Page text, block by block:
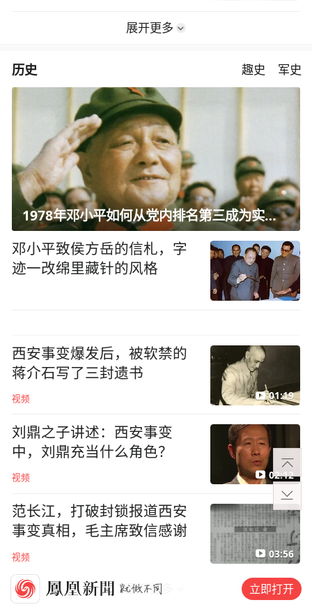
展开更多
历史 趣史 军史
1978年邓小平如何从党内排名第三成为实际核心？
邓小平致侯方岳的信札，字
迹一改绵里藏针的风格
西安事变爆发后，被软禁的
蒋介石写了三封遗书
视频 01:19
刘鼎之子讲述：西安事变
中，刘鼎充当什么角色？
视频 02:12
范长江，打破封锁报道西安
事变真相，毛主席致信感谢
视频 03:56
展开更多 立即打开